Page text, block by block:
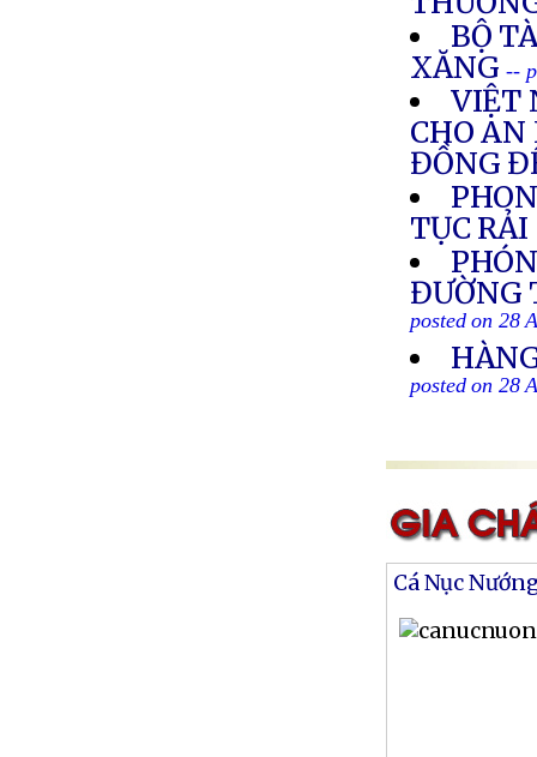
BỘ
XĂNG --
VIỆT
CHO AN
ĐỒNG
TỤC
ĐƯỜNG
posted on 28
posted on 28
Cá Nục